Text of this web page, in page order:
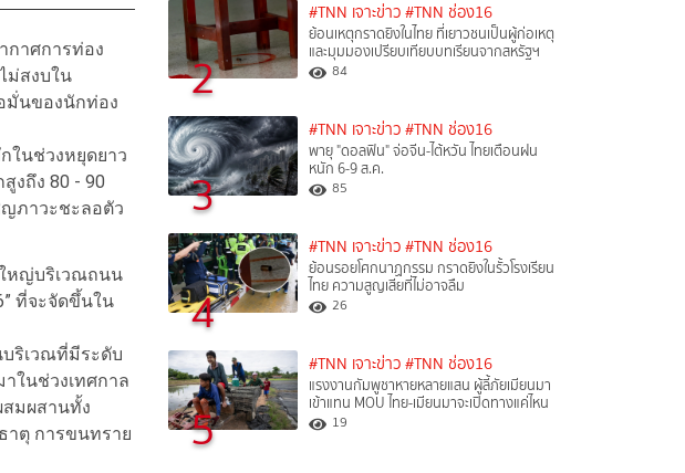
กาศการท่อง
ม่สงบใน
มั่นของนักท่อง
ในช่วงหยุดยาว
งถึง 80 - 90
ญภาวะชะลอตัว
ใหญ่บริเวณถนน
ที่จะจัดขึ้นใน
ริเวณที่มีระดับ
ในช่วงเทศกาล
สมผสานทั้ง
าตุ การขนทราย
2
#TNN เจาะข่าว #TNN ช่อง16
ย้อนเหตุกราดยิงในไทย ที่เยาวชนเป็นผู้ก่อเหตุ
และมุมมองเปรียบเทียบบทเรียนจากสหรัฐฯ
84
3
#TNN เจาะข่าว #TNN ช่อง16
พายุ "ดอลฟิน" จ่อจีน-ไต้หวัน ไทยเตือนฝน
หนัก 6-9 ส.ค.
85
4
#TNN เจาะข่าว #TNN ช่อง16
ย้อนรอยโศกนาฏกรรม กราดยิงในรั้วโรงเรียน
ไทย ความสูญเสียที่ไม่อาจลืม
26
5
#TNN เจาะข่าว #TNN ช่อง16
แรงงานกัมพูชาหายหลายแสน ผู้ลี้ภัยเมียนมา
เข้าแทน MOU ไทย-เมียนมาจะเปิดทางแค่ไหน
19